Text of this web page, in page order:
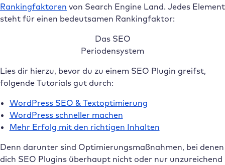
Rankingfaktoren von Search Engine Land. Jedes Element
steht für einen bedeutsamen Rankingfaktor:
Das SEO
Periodensystem
Lies dir hierzu, bevor du zu einem SEO Plugin greifst,
folgende Tutorials gut durch:
WordPress SEO & Textoptimierung
WordPress schneller machen
Mehr Erfolg mit den richtigen Inhalten
Denn darunter sind Optimierungsmaßnahmen, bei denen
dich SEO Plugins überhaupt nicht oder nur unzureichend